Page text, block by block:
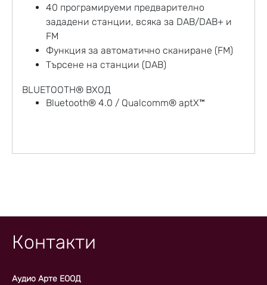
40 програмируеми предварително
зададени станции, всяка за DAB/DAB+ и
FM
Функция за автоматично сканиране (FM)
Търсене на станции (DAB)
BLUETOOTH® ВХОД
Bluetooth® 4.0 / Qualcomm® aptX™
Контакти
Аудио Арте ЕООД